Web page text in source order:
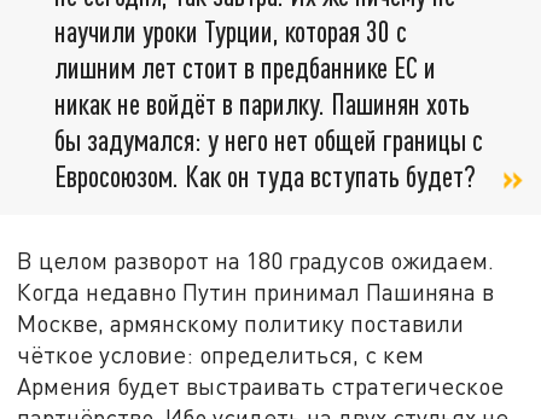
научили уроки Турции, которая 30 с
лишним лет стоит в предбаннике ЕС и
никак не войдёт в парилку. Пашинян хоть
бы задумался: у него нет общей границы с
Евросоюзом. Как он туда вступать будет?
В целом разворот на 180 градусов ожидаем.
Когда недавно Путин принимал Пашиняна в
Москве, армянскому политику поставили
чёткое условие: определиться, с кем
Армения будет выстраивать стратегическое